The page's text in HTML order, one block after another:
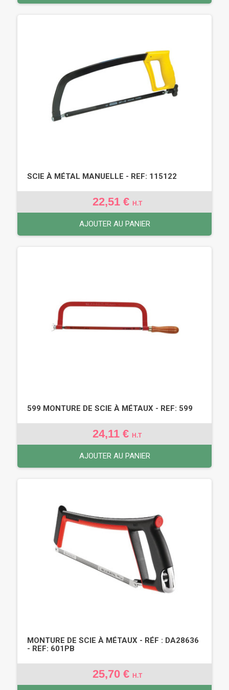
SCIE À MÉTAL MANUELLE - REF: 115122
22,51 € H.T
AJOUTER AU PANIER
599 MONTURE DE SCIE À MÉTAUX - REF: 599
24,11 € H.T
AJOUTER AU PANIER
MONTURE DE SCIE À MÉTAUX - RÉF : DA28636
- REF: 601PB
25,70 € H.T